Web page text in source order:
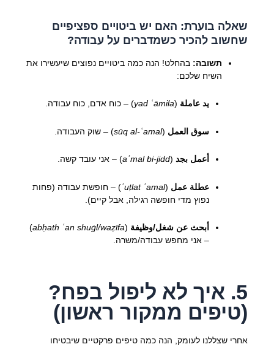
שאלה בוערת: האם יש ביטויים ספציפיים
שחשוב להכיר כשמדברים על עבודה?
תשובה: בהחלט! הנה כמה ביטויים נפוצים שיעשירו את
השיח שלכם:
يد عاملة (
yad ʿāmila) – כוח אדם, כוח עבודה.
سوق العمل (
sūq al-ʿamal) – שוק העבודה.
أعمل بجد(
aʿmal bi-jidd) – אני עובד קשה.
عطلة عمل (
ʿuṭlat ʿamal) – חופשת עבודה (פחות
נפוץ מדי חופשה רגילה, אבל קיים).
أبحث عن شغل/وظيفة (
abḥath ʿan shuġl/waẓīfa
)
– אני מחפש עבודה/משרה.
5. איך לא ליפול בפח?
(טיפים ממקור ראשון)
אחרי שצללנו לעומק, הנה כמה טיפים פרקטיים שיבטיחו